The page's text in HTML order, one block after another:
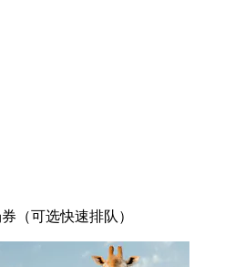
（可选快速排队）